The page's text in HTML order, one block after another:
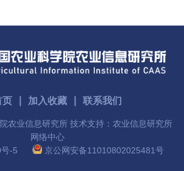
页 加入收藏 联系我们
农业信息研究所 技术支持：农业信息研究所
网络中心
-5
京公网安备11010802025481号